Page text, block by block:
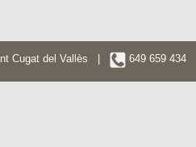
Cugat del Vallès | 649 659